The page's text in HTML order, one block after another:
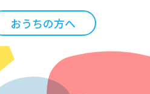
おうちの方へ